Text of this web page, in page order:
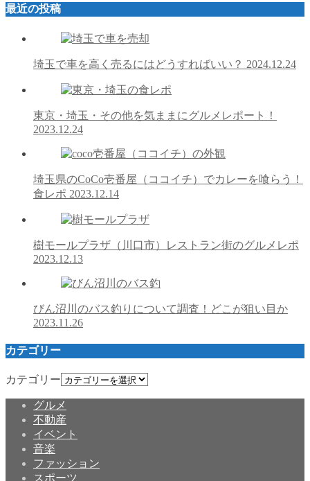
最近の投稿
埼玉で車を高く売るにはどうすればいい？ 2024.12.24
東京・埼玉・その他を気ままにグルメレポート！
2023.12.24
埼玉県のCoCo壱番屋（ココイチ）でカレーを喰らう！
食レポ 2023.12.14
樹モールプラザ（川口市）レストラン街のグルメレポ
2023.12.13
びん沼川のバス釣りについて調査！どこが狙い目か
2023.11.26
カテゴリー
カテゴリー
グルメ
不動産
イベント
音楽
ファッション
スポーツ